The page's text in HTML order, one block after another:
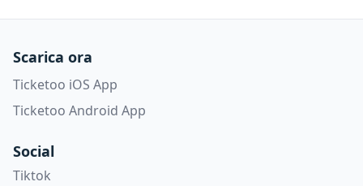
Scarica ora
Ticketoo iOS App
Ticketoo Android App
Social
Tiktok